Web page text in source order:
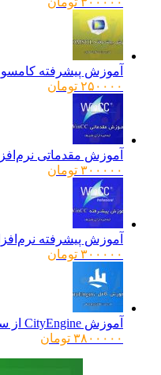
آموزش پیشرفته کامسول
۲۵۰۰۰۰ تومان
آموزش مقدماتی نرم‌افزار Wincc به صورت تصویری
۳۰۰۰۰۰ تومان
آموزش پیشرفته نرم‌افزار Wincc به صورت تصویری
۳۰۰۰۰۰ تومان
آموزش CityEngine از سطح مقدماتی تا پیشرفته
۳۸۰۰۰۰۰ تومان